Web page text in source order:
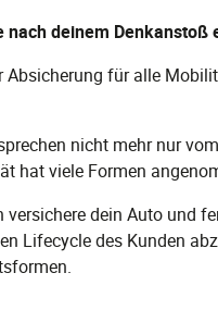
deinem
für alle
nicht mehr nur
hat viele Formen
dein Auto und
Lifecycle des Kunden